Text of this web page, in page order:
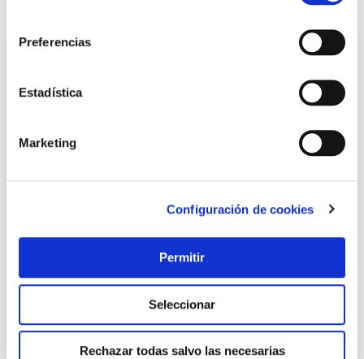
Preferencias
Estadística
Marketing
Configuración de cookies
Permitir
Seleccionar
Rechazar todas salvo las necesarias
Barra seguridad baño ventosa trio blanco 49.5 cm wenko
Wenko
29,95 €
Añadir al carrito